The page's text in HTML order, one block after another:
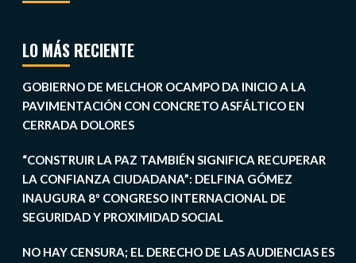
LO MÁS RECIENTE
GOBIERNO DE MELCHOR OCAMPO DA INICIO A LA
PAVIMENTACIÓN CON CONCRETO ASFÁLTICO EN
CERRADA DOLORES
“CONSTRUIR LA PAZ TAMBIÉN SIGNIFICA RECUPERAR
LA CONFIANZA CIUDADANA”: DELFINA GÓMEZ
INAUGURA 8º CONGRESO INTERNACIONAL DE
SEGURIDAD Y PROXIMIDAD SOCIAL
NO HAY CENSURA; EL DERECHO DE LAS AUDIENCIAS ES